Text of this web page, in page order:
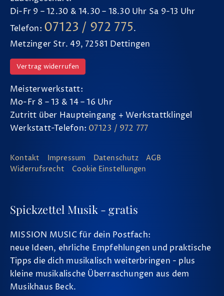
Di-Fr 9 – 12.30 & 14.30 – 18.30 Uhr Sa 9-13 Uhr
Telefon: 07123 / 972 775.
Metzinger Str. 49, 72581 Dettingen
Vertrag widerrufen
Meisterwerkstatt:
Mo-Fr 8 – 13 & 14 – 16 Uhr
Zutritt über Haupteingang + Werkstattklingel
Werkstatt-Telefon: 07123 / 972 777
Kontakt Impressum Datenschutz
AGB
Widerrufsrecht
Cookie Einstellungen
Spickzettel Musik - gratis
MISSION MUSIC für dein Postfach:
neue Ideen, ehrliche Empfehlungen und praktische
Tipps die dich musikalisch weiterbringen - plus
kleine musikalische Überraschungen aus dem
Musikhaus Beck.